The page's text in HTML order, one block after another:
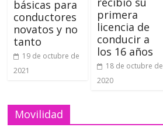
básicas para
conductores
novatos y no
tanto
19 de octubre de
2021
primera
licencia de
conducir a
los 16 años
18 de octubre de
2020
Movilidad